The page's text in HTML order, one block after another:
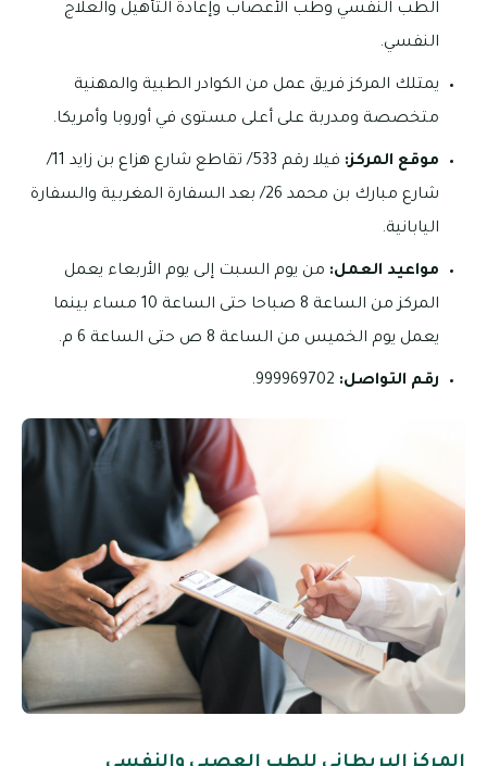
الطب النفسي وطب الأعصاب وإعادة التأهيل والعلاج
النفسي.
يمتلك المركز فريق عمل من الكوادر الطبية والمهنية
متخصصة ومدربة على أعلى مستوى في أوروبا وأمريكا.
موقع المركز:
فيلا رقم 533/ تقاطع شارع هزاع بن زايد 11/
شارع مبارك بن محمد 26/ بعد السفارة المغربية والسفارة
اليابانية.
مواعيد العمل: من يوم السبت إلى يوم الأربعاء يعمل
المركز من الساعة 8 صباحا حتى الساعة 10 مساء بينما
يعمل يوم الخميس من الساعة 8 ص حتى الساعة 6 م.
رقم التواصل: